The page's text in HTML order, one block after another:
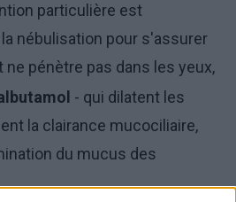
particulière est
nébulisation pour s'assurer
pénètre pas dans les yeux,
- qui dilatent les
la clairance mucociliaire,
du mucus des